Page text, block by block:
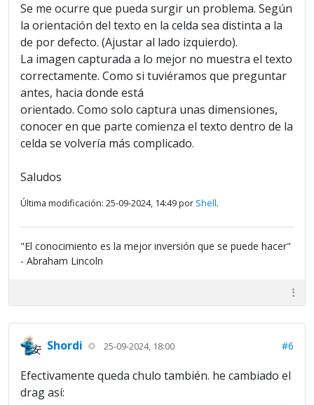
Se me ocurre que pueda surgir un problema. Según
la orientación del texto en la celda sea distinta a la
de por defecto. (Ajustar al lado izquierdo).
La imagen capturada a lo mejor no muestra el texto
correctamente. Como si tuviéramos que preguntar
antes, hacia donde está
orientado. Como solo captura unas dimensiones,
conocer en que parte comienza el texto dentro de la
celda se volvería más complicado.
Saludos
Última modificación: 25-09-2024, 14:49 por Shell.
"El conocimiento es la mejor inversión que se puede hacer"
- Abraham Lincoln
Shordi 25-09-2024, 18:00 #6
Efectivamente queda chulo también. he cambiado el
drag así: